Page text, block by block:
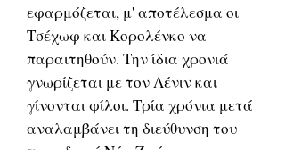
εφαρμόζεται, μ' αποτέλεσμα οι
Τσέχωφ και Κορολένκο να
παραιτηθούν. Την ίδια χρονιά
γνωρίζεται με τον Λένιν και
γίνονται φίλοι. Τρία χρόνια μετά
αναλαμβάνει τη διεύθυνση του